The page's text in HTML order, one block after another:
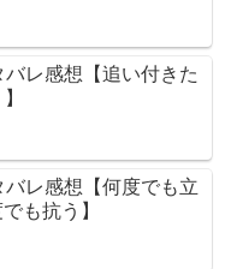
レ感想【追い付きた
レ感想【何度でも立
も抗う】